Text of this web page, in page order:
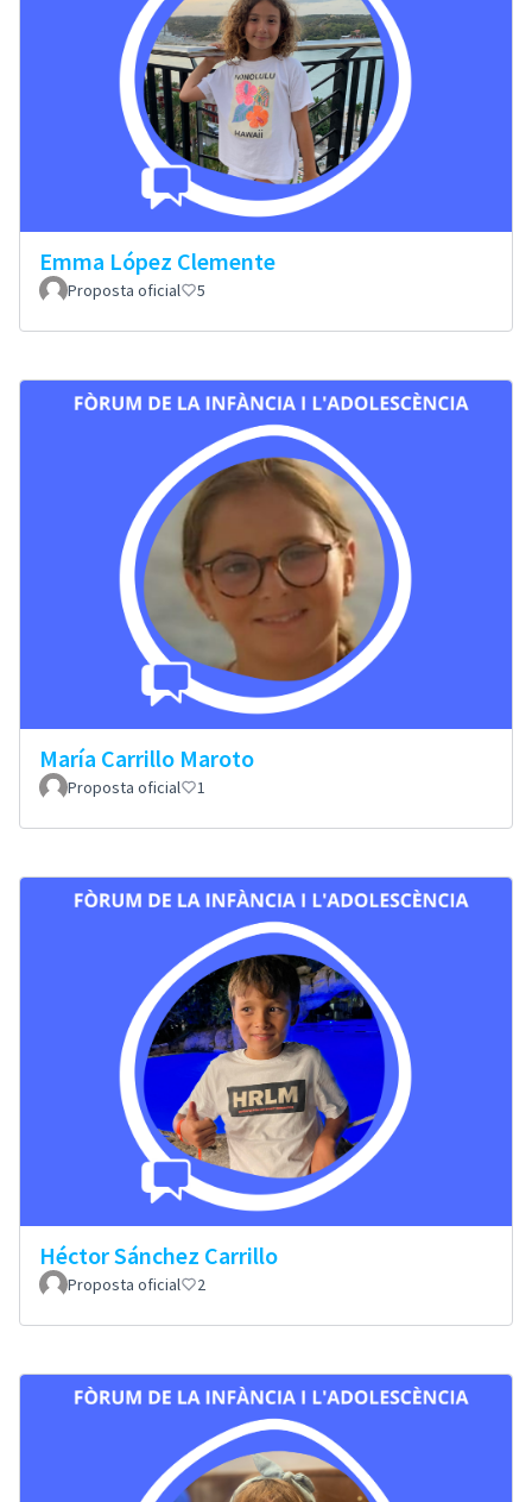
Emma López Clemente
Proposta oficial 5
María Carrillo Maroto
Proposta oficial 1
Héctor Sánchez Carrillo
Proposta oficial 2